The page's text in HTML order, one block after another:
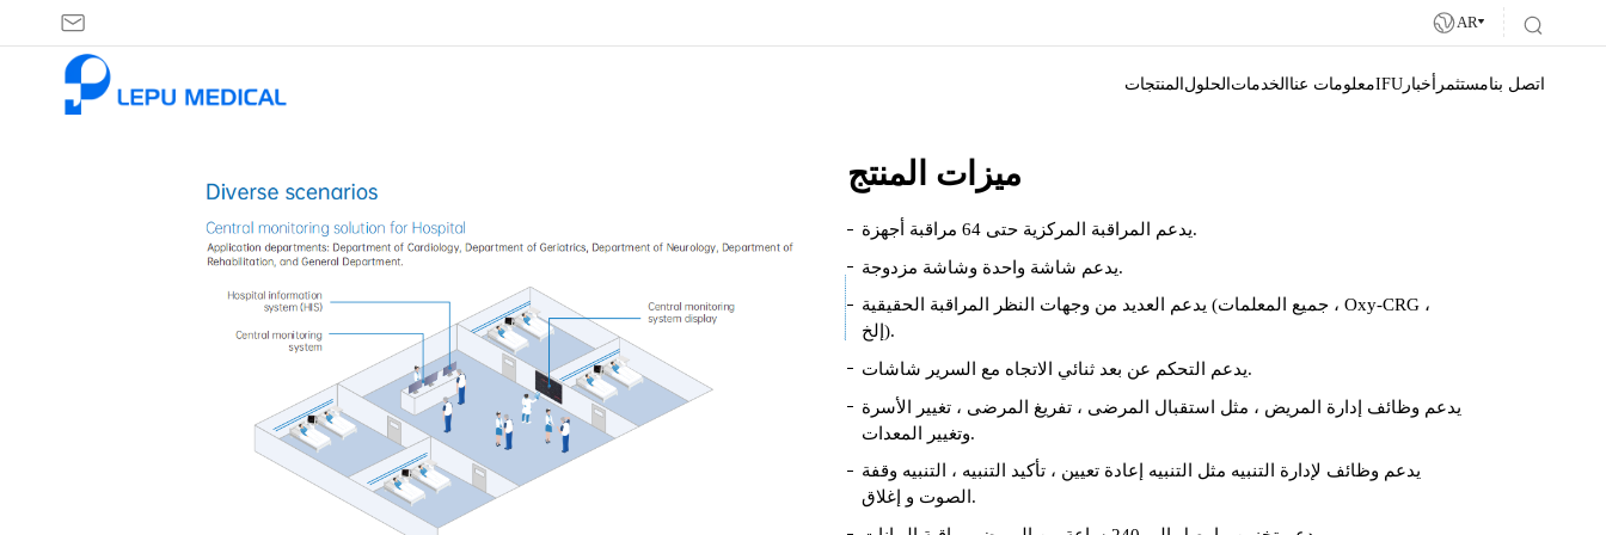
نظام
AR
المنتجاتالحلولالخدماتمعلومات عناIFUأخبار مستثمراتصل بنا
ميزات المنتج
يدعم المراقبة المركزية حتى 64 مراقبة أجهزة.
يدعم شاشة واحدة وشاشة مزدوجة.
يدعم العديد من وجهات النظر المراقبة الحقيقية (جميع المعلمات ، Oxy-CRG ،
إلخ).
يدعم التحكم عن بعد ثنائي الاتجاه مع السرير شاشات.
يدعم وظائف إدارة المريض ، مثل استقبال المرضى ، تفريغ المرضى ، تغيير الأسرة
وتغيير المعدات.
يدعم وظائف لإدارة التنبيه مثل التنبيه إعادة تعيين ، تأكيد التنبيه ، التنبيه وقفة
الصوت و إغلاق.